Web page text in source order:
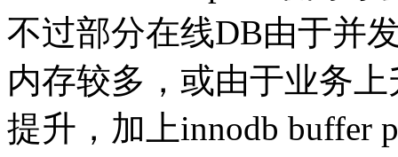
不过部分在线DB由于并
内存较多，或由于业务
提升，加上innodb buffer